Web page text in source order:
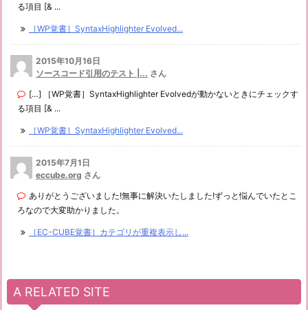
る項目 [& ...
［WP覚書］SyntaxHighlighter Evolved...
2015年10月16日
ソースコード引用のテスト |... さん
[…] ［WP覚書］SyntaxHighlighter Evolvedが動かないときにチェックす
る項目 [& ...
［WP覚書］SyntaxHighlighter Evolved...
2015年7月1日
eccube.org さん
ありがとうございました!無事に解決いたしました!ずっと悩んでいたとこ
ろなので大変助かりました。
［EC-CUBE覚書］カテゴリが重複表示し...
A RELATED SITE